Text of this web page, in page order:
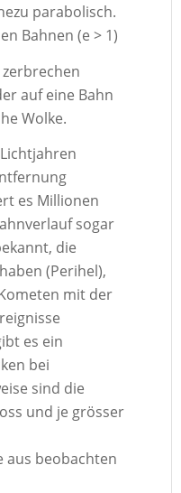
parabolisch.
Bahnen (e > 1)
auf eine Bahn
Wolke.
es Millionen
sogar
die
(Perihel),
mit der
es ein
bei
sind die
und je grösser
aus beobachten